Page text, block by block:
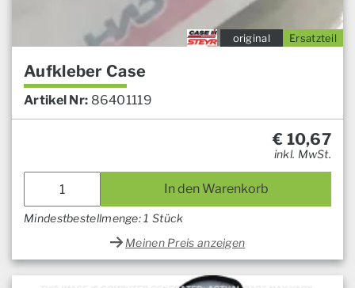
Ersatzteil
original
Aufkleber Case
Artikel Nr: 86401119
€ 10,67
inkl. MwSt.
In den Warenkorb
Mindestbestellmenge: 1 Stück
Meinen Preis anzeigen